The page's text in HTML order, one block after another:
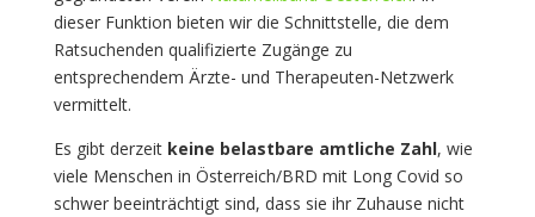
dieser Funktion bieten wir die Schnittstelle, die dem
Ratsuchenden qualifizierte Zugänge zu
entsprechendem Ärzte- und Therapeuten-Netzwerk
vermittelt.
Es gibt derzeit keine belastbare amtliche Zahl, wie
viele Menschen in Österreich/BRD mit Long Covid so
schwer beeinträchtigt sind, dass sie ihr Zuhause nicht